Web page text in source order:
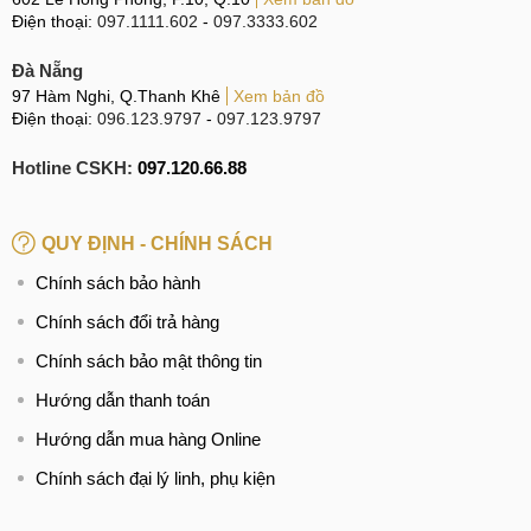
đảm bảo an toàn của Pin.
liên tục trong thời gian dài mà không cho điện
thoại OPPO A95 thời gian nghỉ.
Cách kéo dài tuổi thọ Pin OPPO A95
Dấu hiệu và nguyên nhân
Hãy cùng MobileCity tìm hiểu những dấu hiệu và nguyên
Người dùng cần lưu ý những dấu hiệu sau đây, có thể là
Điện thoại: 097.1111.602 - 097.3333.602
Đà Nẵng
97 Hàm Nghi, Q.Thanh Khê
Xem bản đồ
Điện thoại: 096.123.9797 - 097.123.9797
Hotline CSKH: 097.120.66.88
QUY ĐỊNH - CHÍNH SÁCH
Chính sách bảo hành
Chính sách đổi trả hàng
Chính sách bảo mật thông tin
Hướng dẫn thanh toán
Hướng dẫn mua hàng Online
Chính sách đại lý linh, phụ kiện